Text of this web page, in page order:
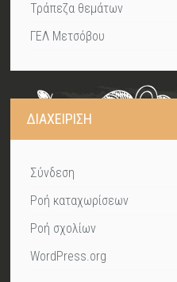
Τράπεζα θεμάτων
ΓΕΛ Μετσόβου
ΔΙΑΧΕΊΡΙΣΗ
Σύνδεση
Ροή καταχωρίσεων
Ροή σχολίων
WordPress.org